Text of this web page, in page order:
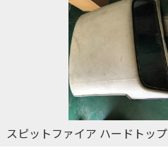
スピットファイア ハードトップ